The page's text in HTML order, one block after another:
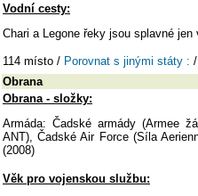
Vodní cesty:
Chari a Legone řeky jsou splavné
114 místo / Porovnat s jinými státy : /
Obrana
Obrana - složky:
Armáda: Čadské armády (Armee
ANT), Čadské Air Force (Síla
(2008)
Věk pro vojenskou službu: